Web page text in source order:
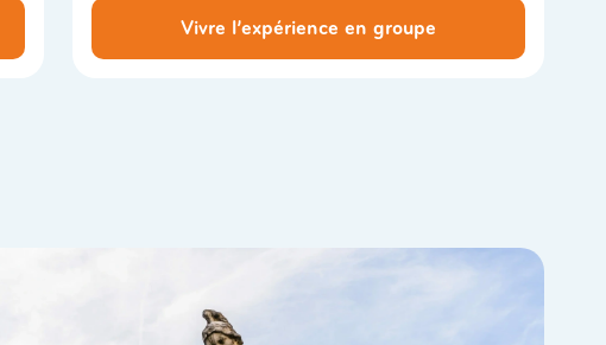
Vivre l’expérience en groupe